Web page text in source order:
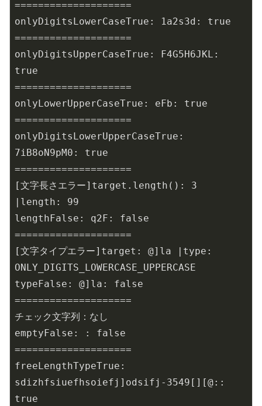
====================
onlyDigitsLowerCaseTrue: 1a2s3d: true
====================
onlyDigitsUpperCaseTrue: F4G5H6JKL:
true
====================
onlyLowerUpperCaseTrue: eFb: true
====================
onlyDigitsLowerUpperCaseTrue:
7iB8oN9pM0: true
====================
[文字長さエラー]target.length(): 3
|length: 99
lengthFalse: q2F: false
====================
[文字タイプエラー]target: @]la |type:
ONLY_DIGITS_LOWERCASE_UPPERCASE
typeFalse: @]la: false
====================
チェック文字列：なし
emptyFalse: : false
====================
freeLengthTypeTrue:
sdizhfsiuefhsoiefj]odsifj-3549[][@::
true